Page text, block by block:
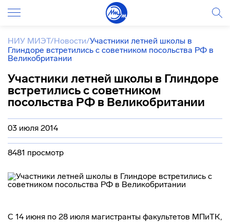
НИУ МИЭТ/Новости/Участники летней школы в
Глиндоре встретились с советником посольства РФ в
Великобритании
Участники летней школы в Глиндоре
встретились с советником
посольства РФ в Великобритании
03 июля 2014
8481 просмотр
С 14 июня по 28 июля магистранты факультетов МПиТК,